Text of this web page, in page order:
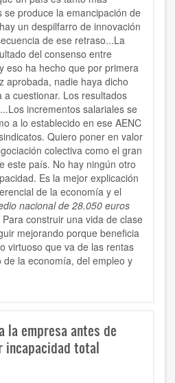
se produce la emancipación de
un despilfarro de innovación
de ese retraso...La
del consenso entre
eso ha hecho que por primera
aprobada, nadie haya dicho
cuestionar. Los resultados
incrementos salariales se
a lo establecido en ese AENC
Quiero poner en valor
colectiva como el gran
este país. No hay ningún otro
Es la mejor explicación
de la economía y el
nacional de 28.050 euros
Para construir una vida de clase
mejorando porque beneficia
virtuoso que va de las rentas
la economía, del empleo y
la empresa antes de
incapacidad total